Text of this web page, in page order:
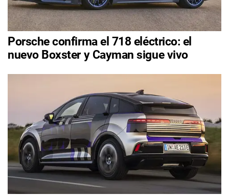
Porsche confirma el 718 eléctrico: el
nuevo Boxster y Cayman sigue vivo